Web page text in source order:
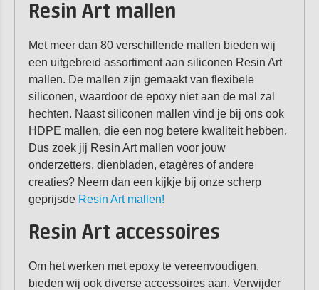
Resin Art mallen
Met meer dan 80 verschillende mallen bieden wij
een uitgebreid assortiment aan siliconen Resin Art
mallen. De mallen zijn gemaakt van flexibele
siliconen, waardoor de epoxy niet aan de mal zal
hechten. Naast siliconen mallen vind je bij ons ook
HDPE mallen, die een nog betere kwaliteit hebben.
Dus zoek jij Resin Art mallen voor jouw
onderzetters, dienbladen, etagères of andere
creaties? Neem dan een kijkje bij onze scherp
geprijsde Resin Art mallen!
Resin Art accessoires
Om het werken met epoxy te vereenvoudigen,
bieden wij ook diverse accessoires aan. Verwijder